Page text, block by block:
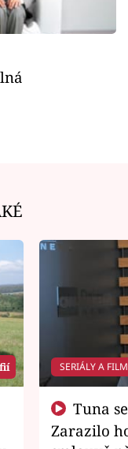
SERIÁLY A
Zarazilo